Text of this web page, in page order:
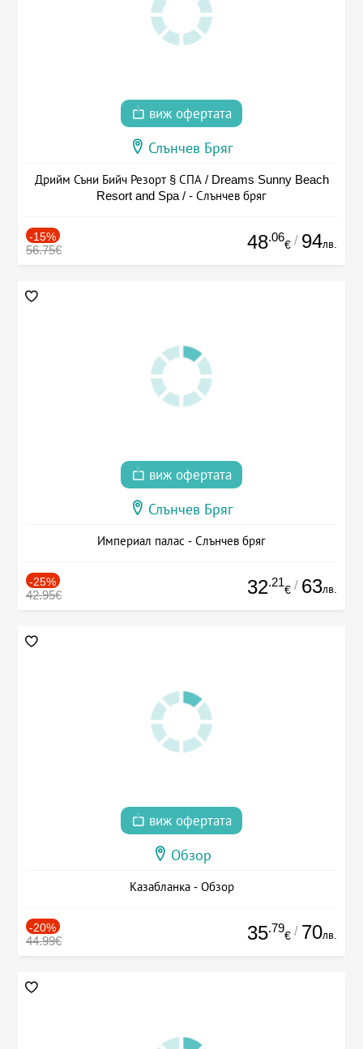
виж офертата
Слънчев Бряг
Дрийм Съни Бийч Резорт § СПА / Dreams Sunny Beach
Resort and Spa / - Слънчев бряг
-15%
56.75€ 48.06
€ / 94лв.
виж офертата
Слънчев Бряг
Империал палас - Слънчев бряг
-25%
42.95€ 32.21
€ / 63лв.
виж офертата
Обзор
Казабланка - Обзор
-20%
44.99€ 35.79
€ / 70лв.